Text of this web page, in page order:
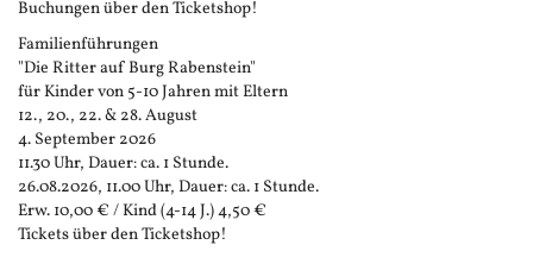
Buchungen über den Ticketshop!
Familienführungen
"Die Ritter auf Burg Rabenstein"
für Kinder von 5-10 Jahren mit Eltern
12., 20., 22. & 28. August
4. September 2026
11.30 Uhr, Dauer: ca. 1 Stunde.
26.08.2026, 11.00 Uhr, Dauer: ca. 1 Stunde.
Erw. 10,00 € / Kind (4-14 J.) 4,50 €
Tickets über den Ticketshop!